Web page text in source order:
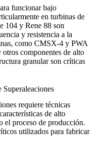
funcionar bajo
en turbinas de
104 y Rene 88 son
y resistencia a la
, como CMSX-4 y PWA
componentes de alto
granular son críticas
Superaleaciones
requiere técnicas
de alto
el proceso de producción.
utilizados para fabricar